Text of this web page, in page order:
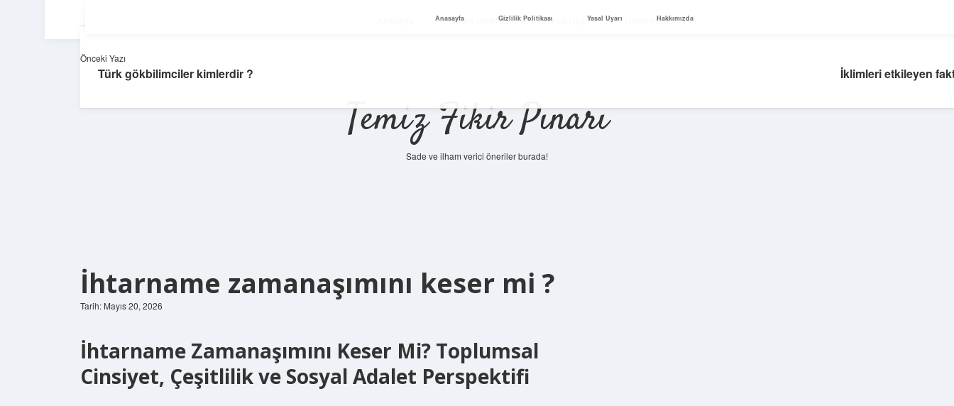
Gizlilik Politikası Yasal Uyarı Hakkımızda
Temiz Fikir Pınarı
Sade ve ilham verici öneriler burada!
İhtarname zamanaşımını keser mi ?
Tarih: Mayıs 20, 2026
İhtarname Zamanaşımını Keser Mi? Toplumsal
Cinsiyet, Çeşitlilik ve Sosyal Adalet Perspektifi
Önceki Yazı
Türk gökbilimciler kimlerdir ? İklimleri etkileyen
Anasayfa Gizlilik Politikası Yasal Uyarı Hakkımızda